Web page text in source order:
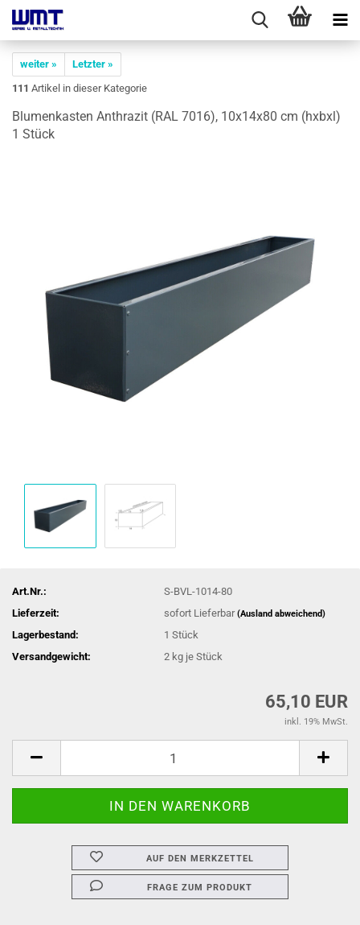
weiter »
Letzter »
111 Artikel in dieser Kategorie
Blu­men­kas­ten An­thra­zit (RAL 7016), 10x14x80 cm (hxbxl)
1 Stück
Art.Nr.:
S-BVL-1014-80
Lieferzeit:
sofort Lieferbar(Ausland abweichend)
Lagerbestand: 1Stück
Versandgewicht:
2 kg je Stück
65,10 EUR
inkl. 19% MwSt.
AUF DEN MERKZETTEL
FRAGE ZUM PRODUKT